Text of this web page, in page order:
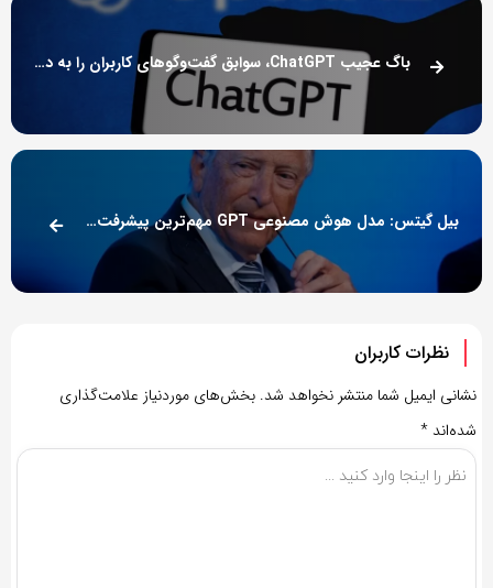
باگ عجیب ChatGPT، سوابق گفت‌وگوهای کاربران را به دیگران نشان می‌داد
بیل گیتس: مدل هوش مصنوعی GPT مهم‌ترین پیشرفت فناوری در چند دهه اخیر است
نظرات کاربران
نشانی ایمیل شما منتشر نخواهد شد. بخش‌های موردنیاز علامت‌گذاری
شده‌اند *